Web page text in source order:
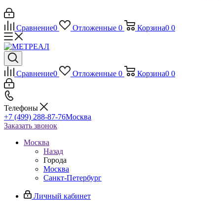
Сравнение0 Отложенные 0 Корзина0 0
Сравнение0 Отложенные 0 Корзина0 0
Телефоны
+7 (499) 288-87-76Москва
Заказать звонок
Москва
Назад
Города
Москва
Санкт-Петербург
Личный кабинет